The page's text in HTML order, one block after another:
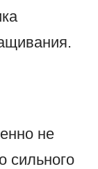
не
сильного